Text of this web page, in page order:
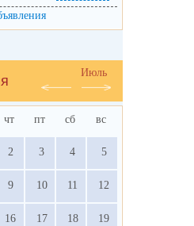
подаются 29,
на сдачу ЕГЭ в
аттестации, только по
по своему выбору из
сданных в текущем
дополнительные дни
Июль
чт пт сб вс
2 3 4 5
9 10 11 12
16 17 18 19